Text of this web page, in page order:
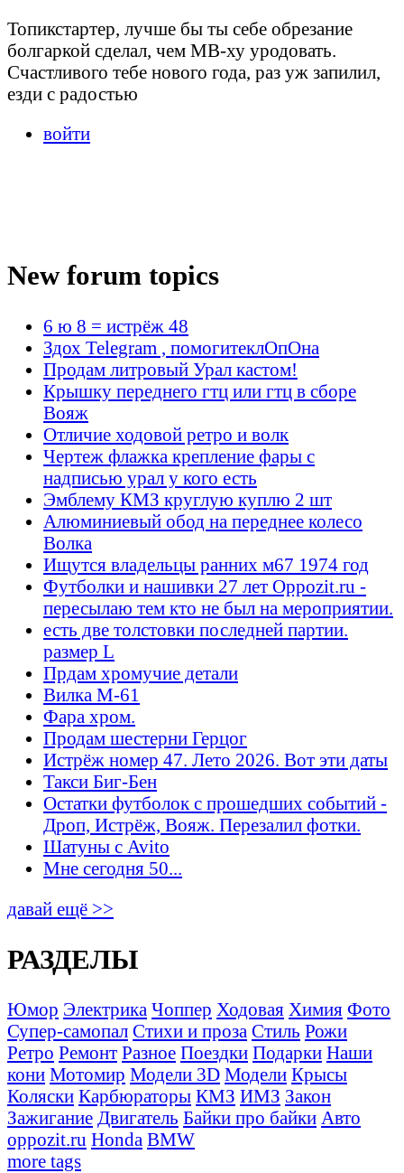
Топикстартер, лучше бы ты себе обрезание
болгаркой сделал, чем МВ-ху уродовать.
Счастливого тебе нового года, раз уж запилил,
езди с радостью
войти
New forum topics
6 ю 8 = истрёж 48
Здох Telegram , помогитеклОпОна
Продам литровый Урал кастом!
Крышку переднего гтц или гтц в сборе
Вояж
Отличие ходовой ретро и волк
Чертеж флажка крепление фары с
надписью урал у кого есть
Эмблему КМЗ круглую куплю 2 шт
Алюминиевый обод на переднее колесо
Волка
Ищутся владельцы ранних м67 1974 год
Футболки и нашивки 27 лет Oppozit.ru -
пересылаю тем кто не был на мероприятии.
есть две толстовки последней партии.
размер L
Прдам хромучие детали
Вилка М-61
Фара хром.
Продам шестерни Герцог
Истрёж номер 47. Лето 2026. Вот эти даты
Такси Биг-Бен
Остатки футболок с прошедших событий -
Дроп, Истрёж, Вояж. Перезалил фотки.
Шатуны с Avito
Мне сегодня 50...
давай ещё >>
РАЗДЕЛЫ
Юмор Электрика Чоппер Ходовая Химия Фото
Супер-самопал Стихи и проза Стиль Рожи
Ретро Ремонт Разное Поездки Подарки Наши
кони Мотомир Модели 3D Модели Крысы
Коляски Карбюраторы КМЗ ИМЗ Закон
Зажигание Двигатель Байки про байки Авто
oppozit.ru Honda BMW
more tags